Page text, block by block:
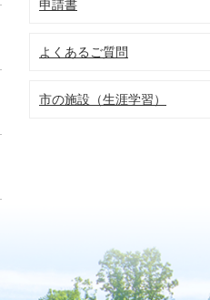
申請書
よくあるご質問
市の施設（生涯学習）